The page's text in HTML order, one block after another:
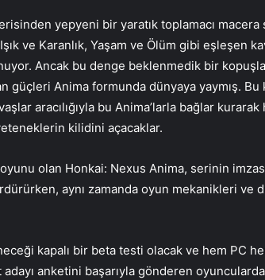
yepyeni bir yaratık toplamacı
ve Karanlık, Yaşam ve Ölüm gibi eşleşen
Ancak bu denge beklenmedik bir
güçleri Anima formunda dünyaya yaymış. Bu
aracılığıyla bu Anima’larla bağlar
kilidini açacaklar.
olan Honkai: Nexus Anima, serinin
aynı zamanda oyun mekanikleri ve
kapalı bir beta testi olacak ve hem PC
adayı anketini başarıyla gönderen